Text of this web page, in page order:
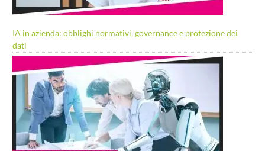
IA in azienda: obblighi normativi, governance e protezione dei
dati